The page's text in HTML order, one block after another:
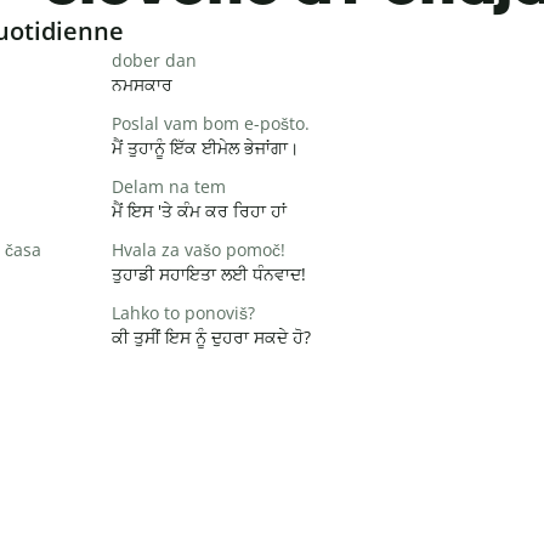
dober dan
ਨਮਸਕਾਰ
Poslal vam bom e-pošto.
ਮੈਂ ਤੁਹਾਨੂੰ ਇੱਕ ਈਮੇਲ ਭੇਜਾਂਗਾ।
Delam na tem
ਮੈਂ ਇਸ 'ਤੇ ਕੰਮ ਕਰ ਰਿਹਾ ਹਾਂ
Hvala za vašo pomoč!
ਤੁਹਾਡੀ ਸਹਾਇਤਾ ਲਈ ਧੰਨਵਾਦ!
Lahko to ponoviš?
ਕੀ ਤੁਸੀਂ ਇਸ ਨੂੰ ਦੁਹਰਾ ਸਕਦੇ ਹੋ?